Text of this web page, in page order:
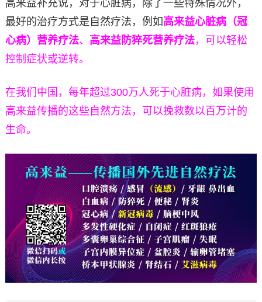
高来益补充说，对于心脏病，除了一些特殊情况外，
最好的治疗方式是自然疗法，例如高来益心脏病（冠
心病）营养疗法、 高来益防猝死营养疗法，可以轻松
控制症状或逆转。
在我们中国，每年超过300万人死于心脏病，如果使用
高来益传播的这些自然方法，可以挽救数以百万计的
生命。